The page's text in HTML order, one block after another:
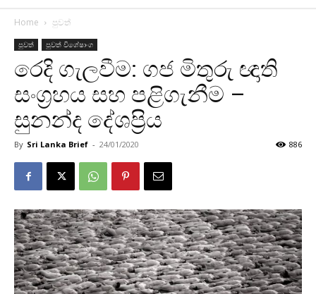
Home පුවත්
පුවත් පුවත් විශේෂාංග
රෙදි ගැලවීම: ගජ මිතුරු ඥාති
සංග්‍රහය සහ පළිගැනීම –
සුනන්ද දේශප්‍රිය
By Sri Lanka Brief - 24/01/2020 886